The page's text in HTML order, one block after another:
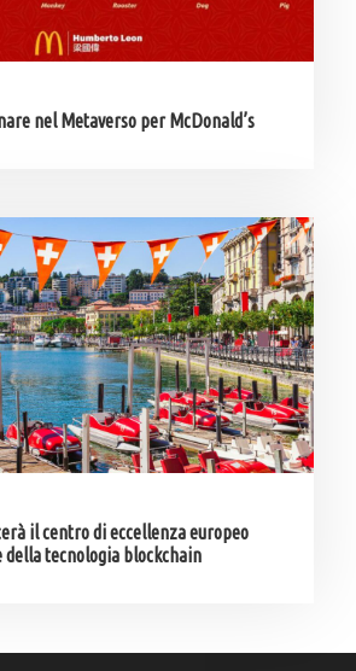
nel Metaverso per McDonald’s
il centro di eccellenza europeo
della tecnologia blockchain